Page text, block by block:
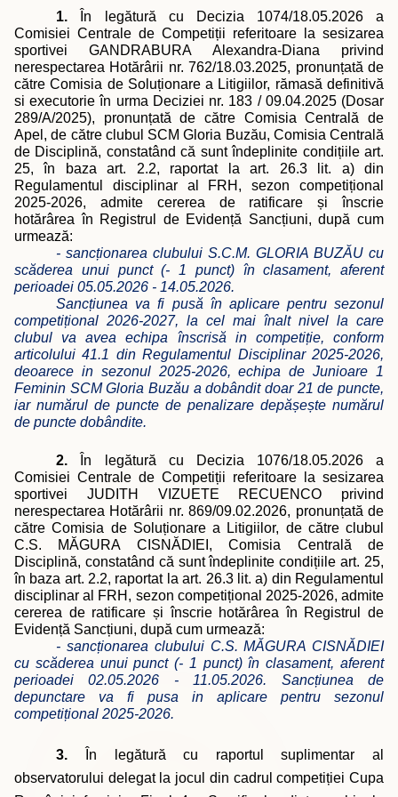
1.
În legătură cu Decizia 1074/18.05.2026 a
Comisiei Centrale de Competiții referitoare la sesizarea
sportivei GANDRABURA Alexandra-Diana privind
nerespectarea Hotărârii nr. 762/18.03.2025, pronunțată de
către Comisia de Soluționare a Litigiilor, rămasă definitivă
si executorie în urma Deciziei nr. 183 / 09.04.2025 (Dosar
289/A/2025), pronunțată de către Comisia Centrală de
Apel, de către clubul SCM Gloria Buzău, Comisia Centrală
de Disciplină, constatând că sunt îndeplinite condițiile art.
25, în baza art. 2.2, raportat la art. 26.3 lit. a) din
Regulamentul disciplinar al FRH, sezon competițional
2025-2026, admite cererea de ratificare și înscrie
hotărârea în Registrul de Evidență Sancțiuni, după cum
urmează:
- sancționarea clubului S.C.M. GLORIA BUZĂU cu
scăderea unui punct (- 1 punct) în clasament, aferent
perioadei 05.05.2026 - 14.05.2026.
Sancțiunea va fi pusă în aplicare pentru sezonul
competițional 2026-2027, la cel mai înalt nivel la care
clubul va avea echipa înscrisă in competiție, conform
articolului 41.1 din Regulamentul Disciplinar 2025-2026,
deoarece in sezonul 2025-2026, echipa de Junioare 1
Feminin SCM Gloria Buzău a dobândit doar 21 de puncte,
iar numărul de puncte de penalizare depășește numărul
de puncte dobândite.
2.
În legătură cu Decizia 1076/18.05.2026 a
Comisiei Centrale de Competiții referitoare la sesizarea
sportivei JUDITH VIZUETE RECUENCO privind
nerespectarea Hotărârii nr. 869/09.02.2026, pronunțată de
către Comisia de Soluționare a Litigiilor, de către clubul
C.S. MĂGURA CISNĂDIEI, Comisia Centrală de
Disciplină, constatând că sunt îndeplinite condițiile art. 25,
în baza art. 2.2, raportat la art. 26.3 lit. a) din Regulamentul
disciplinar al FRH, sezon competițional 2025-2026, admite
cererea de ratificare și înscrie hotărârea în Registrul de
Evidență Sancțiuni, după cum urmează:
- sancționarea clubului C.S. MĂGURA CISNĂDIEI
cu scăderea unui punct (- 1 punct) în clasament, aferent
perioadei 02.05.2026 - 11.05.2026. Sancțiunea de
depunctare va fi pusa in aplicare pentru sezonul
competițional 2025-2026.
3.
În legătură cu raportul suplimentar al
observatorului delegat la jocul din cadrul competiției Cupa